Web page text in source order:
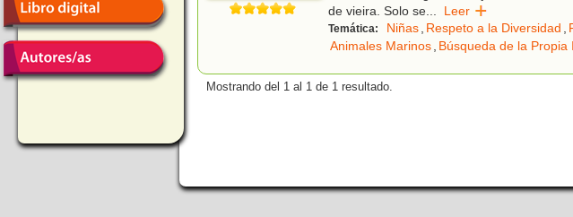
de vieira. Solo se... Leer
Temática: Niñas, Respeto a la Diversidad ,
Animales Marinos, Búsqueda de la Propia
Mostrando del 1 al 1 de 1 resultado.